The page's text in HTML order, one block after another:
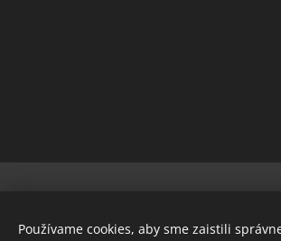
www.maxcarp.sk
Používame cookies, aby sme zaistili